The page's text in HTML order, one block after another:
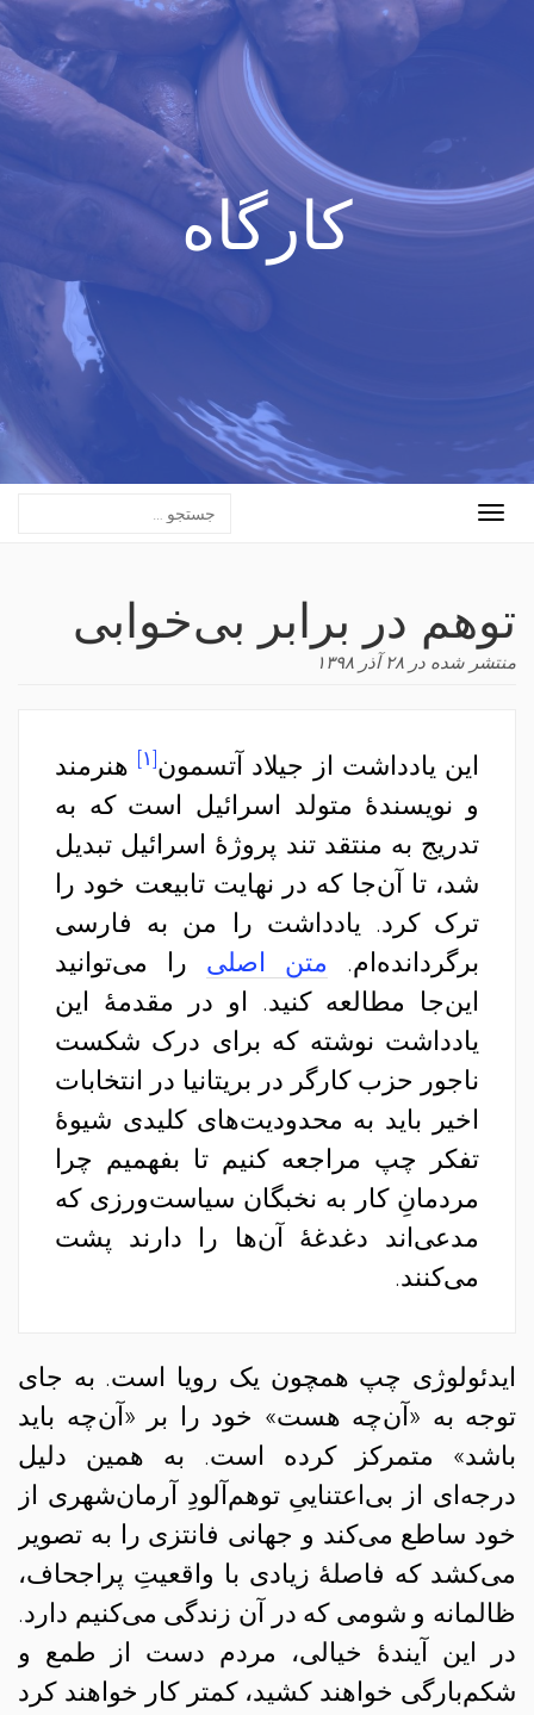
کارگاه
Toggle
توهم در برابر بی‌خوابی
منتشر شده در ۲۸ آذر ۱۳۹۸
این یادداشت از جیلاد آتسمون[۱] هنرمند
و نویسندهٔ متولد اسرائیل است که به
تدریج به منتقد تند پروژهٔ اسرائیل تبدیل
شد، تا آن‌جا که در نهایت تابیعت خود را
ترک کرد. یادداشت را من به فارسی
برگردانده‌ام. متن اصلی را می‌توانید
این‌جا مطالعه کنید. او در مقدمهٔ این
یادداشت نوشته که برای درک شکست
ناجور حزب کارگر در بریتانیا در انتخابات
اخیر باید به محدودیت‌های کلیدی شیوهٔ
تفکر چپ مراجعه کنیم تا بفهمیم چرا
مردمانِ کار به نخبگان سیاست‌ورزی که
مدعی‌اند دغدغهٔ آن‌ها را دارند پشت
می‌کنند.
ایدئولوژی چپ همچون یک رویا است. به جای
توجه به «آن‌چه هست» خود را بر «آن‌چه باید
باشد» متمرکز کرده است. به همین دلیل
درجه‌ای از بی‌اعتناییِ توهم‌آلودِ آرمان‌شهری از
خود ساطع می‌کند و جهانی فانتزی را به تصویر
می‌‌کشد که فاصلهٔ زیادی با واقعیتِ پراجحاف،
ظالمانه و شومی که در آن زندگی می‌کنیم دارد.
در این آیندهٔ خیالی، مردم دست از طمع و
شکم‌بارگی خواهند کشید، کمتر کار خواهند کرد